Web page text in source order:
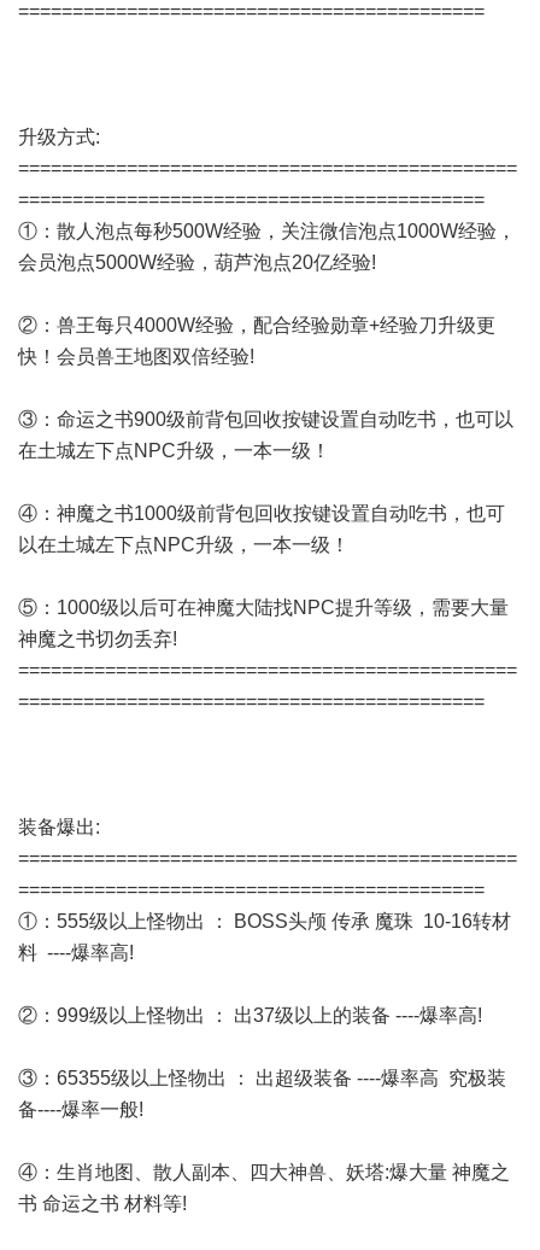
===========================================
升级方式:
==============================================
===========================================
①：散人泡点每秒500W经验，关注微信泡点1000W经验，
会员泡点5000W经验，葫芦泡点20亿经验!
②：兽王每只4000W经验，配合经验勋章+经验刀升级更
快！会员兽王地图双倍经验!
③：命运之书900级前背包回收按键设置自动吃书，也可以
在土城左下点NPC升级，一本一级！
④：神魔之书1000级前背包回收按键设置自动吃书，也可
以在土城左下点NPC升级，一本一级！
⑤：1000级以后可在神魔大陆找NPC提升等级，需要大量
神魔之书切勿丢弃!
==============================================
===========================================
装备爆出:
==============================================
===========================================
①：555级以上怪物出 ： BOSS头颅 传承 魔珠 10-16转材
料 ----爆率高!
②：999级以上怪物出 ： 出37级以上的装备 ----爆率高!
③：65355级以上怪物出 ： 出超级装备 ----爆率高 究极装
备----爆率一般!
④：生肖地图、散人副本、四大神兽、妖塔:爆大量 神魔之
书 命运之书 材料等!